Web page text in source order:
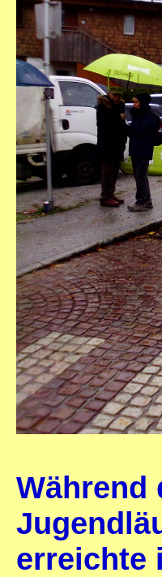
Während
erreichte